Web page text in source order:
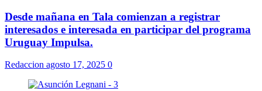
Desde mañana en Tala comienzan a registrar
interesados e interesada en participar del programa
Uruguay Impulsa.
Redaccion agosto 17, 2025 0